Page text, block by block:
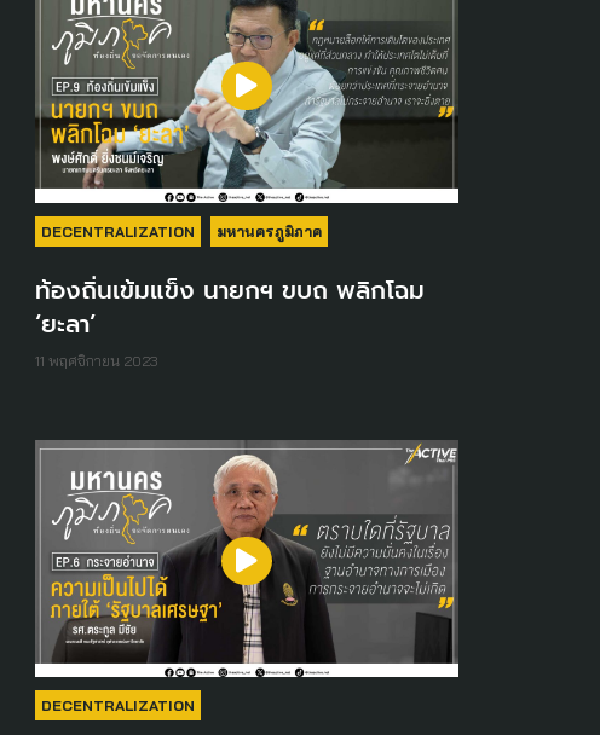
DECENTRALIZATION มหานครภูมิภาค
ท้องถิ่นเข้มแข็ง นายกฯ ขบถ พลิกโฉม
‘ยะลา’
11 พฤศจิกายน 2023
DECENTRALIZATION